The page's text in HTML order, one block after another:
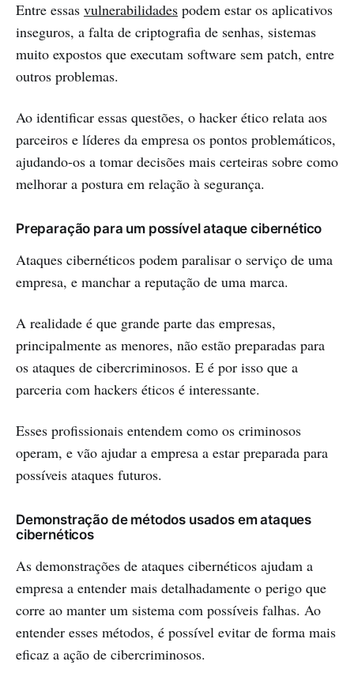
Entre essas vulnerabilidades podem estar os aplicativos
inseguros, a falta de criptografia de senhas, sistemas
muito expostos que executam software sem patch, entre
outros problemas.
Ao identificar essas questões, o hacker ético relata aos
parceiros e líderes da empresa os pontos problemáticos,
ajudando-os a tomar decisões mais certeiras sobre como
melhorar a postura em relação à segurança.
Preparação para um possível ataque cibernético
Ataques cibernéticos podem paralisar o serviço de uma
empresa, e manchar a reputação de uma marca.
A realidade é que grande parte das empresas,
principalmente as menores, não estão preparadas para
os ataques de cibercriminosos. E é por isso que a
parceria com hackers éticos é interessante.
Esses profissionais entendem como os criminosos
operam, e vão ajudar a empresa a estar preparada para
possíveis ataques futuros.
Demonstração de métodos usados em ataques
cibernéticos
As demonstrações de ataques cibernéticos ajudam a
empresa a entender mais detalhadamente o perigo que
corre ao manter um sistema com possíveis falhas. Ao
entender esses métodos, é possível evitar de forma mais
eficaz a ação de cibercriminosos.